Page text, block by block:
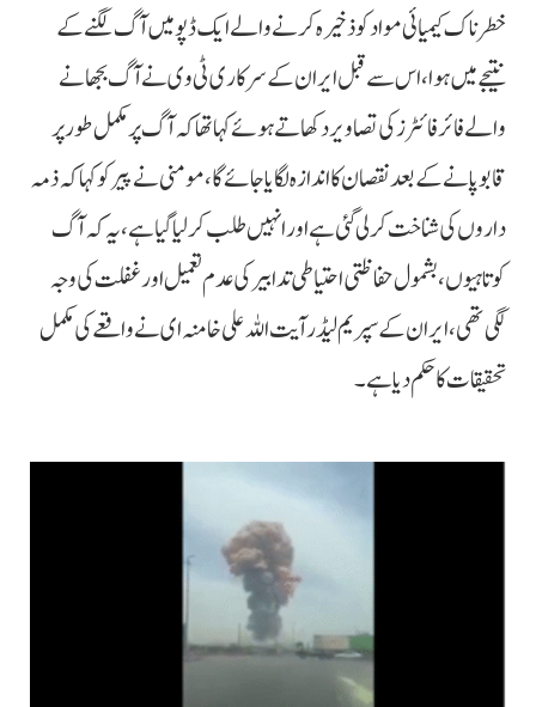
خطرناک کیمیائی مواد کو ذخیرہ کرنے والے ایک ڈپو میں آگ لگنے کے
نتیجے میں ہوا، اس سے قبل ایران کے سرکاری ٹی وی نے آگ بجھانے
والے فائر فائٹرز کی تصاویر دکھاتے ہوئے کہا تھا کہ آگ پر مکمل طور پر
قابو پانے کے بعد نقصان کا اندازہ لگایا جائے گا، مومنی نے پیر کو کہا کہ ذمہ
داروں کی شناخت کر لی گئی ہے اور انہیں طلب کر لیا گیا ہے، یہ کہ آگ
کوتاہیوں، بشمول حفاظتی احتیاطی تدابیر کی عدم تعمیل اور غفلت کی وجہ
لگی تھی، ایران کے سپریم لیڈر آیت اللہ علی خامنہ ای نے واقعے کی مکمل
تحقیقات کا حکم دیا ہے۔